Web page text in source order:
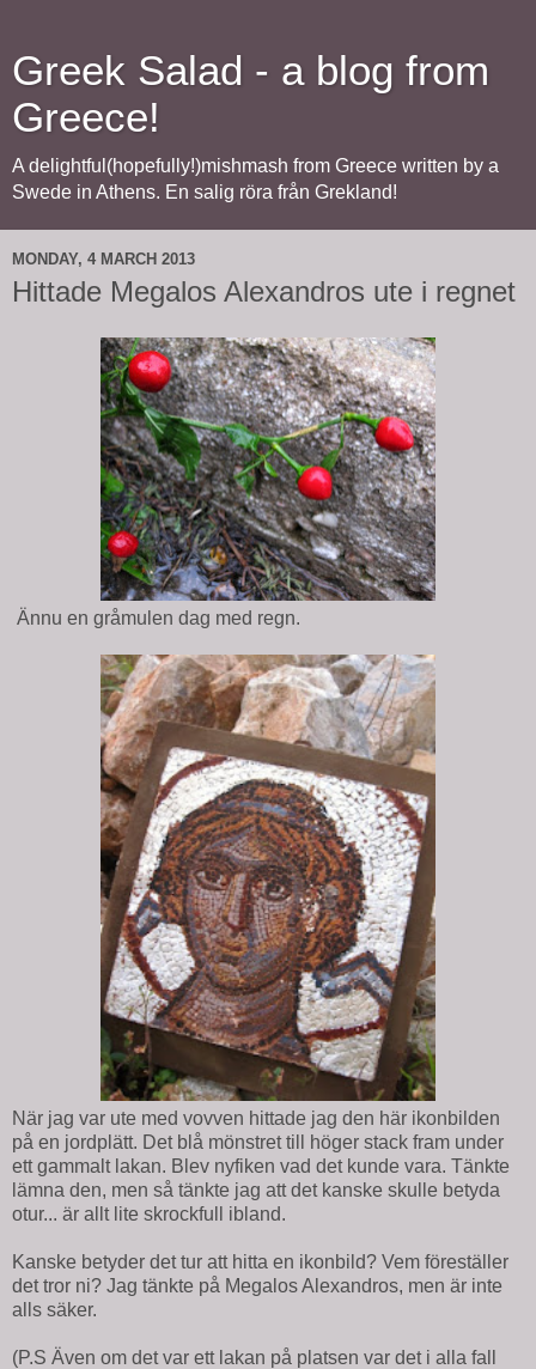
Greek Salad - a blog from
Greece!
A delightful(hopefully!)mishmash from Greece written by a
Swede in Athens. En salig röra från Grekland!
MONDAY, 4 MARCH 2013
Hittade Megalos Alexandros ute i regnet
Ännu en gråmulen dag med regn.
När jag var ute med vovven hittade jag den här ikonbilden
på en jordplätt. Det blå mönstret till höger stack fram under
ett gammalt lakan. Blev nyfiken vad det kunde vara. Tänkte
lämna den, men så tänkte jag att det kanske skulle betyda
otur... är allt lite skrockfull ibland.
Kanske betyder det tur att hitta en ikonbild? Vem föreställer
det tror ni? Jag tänkte på Megalos Alexandros, men är inte
alls säker.
(P.S Även om det var ett lakan på platsen var det i alla fall